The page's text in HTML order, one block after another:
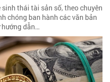
thái tài sản số, theo chuyên
chóng ban hành các văn bản
dẫn…